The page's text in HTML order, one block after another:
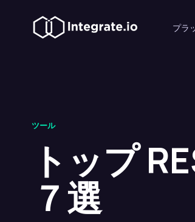
プラ
ツール
トップ
７選